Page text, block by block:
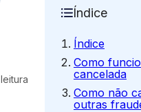
Índice
Índice
Como
cancelada
Como não
outras